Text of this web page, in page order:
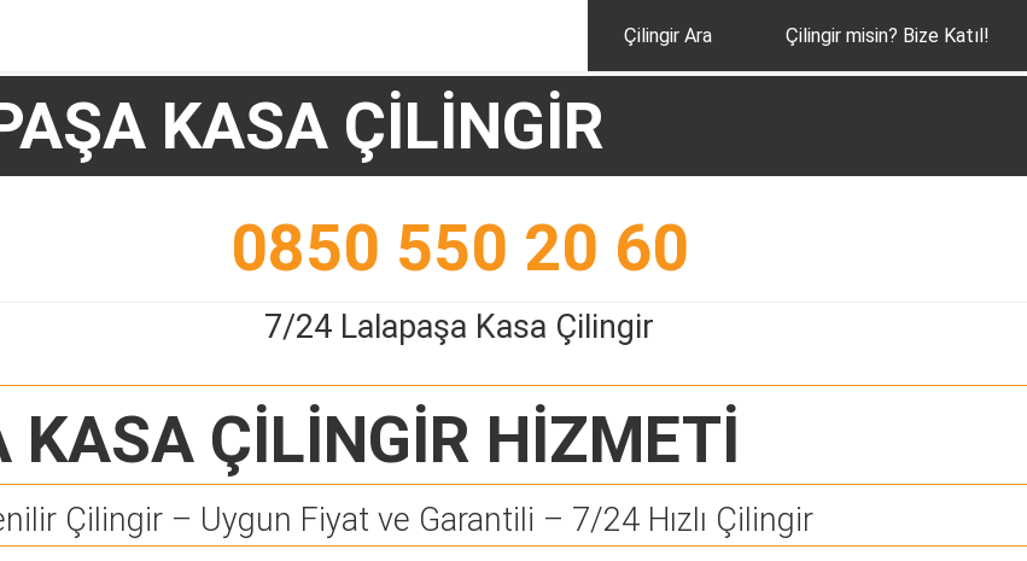
Çilingir Ara Çilingir misin? Bize Katıl!
KASA ÇİLİNGİR
0850 550 20 60
7/24 Lalapaşa Kasa Çilingir
KASA ÇİLİNGİR HİZMETİ
Çilingir – Uygun Fiyat ve Garantili – 7/24 Hızlı Çilingir